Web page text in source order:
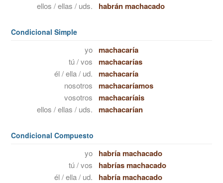
ellos / ellas / uds. habrán machacado
Condicional Simple
yo machacaría
tú / vos machacarías
él / ella / ud. machacaría
nosotros machacaríamos
vosotros machacaríais
ellos / ellas / uds. machacarían
Condicional Compuesto
yo habría machacado
tú / vos habrías machacado
él / ella / ud. habría machacado